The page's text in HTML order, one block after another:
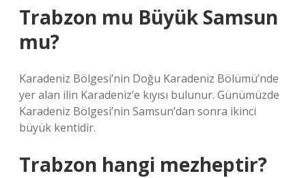
Trabzon mu Büyük Samsun
mu?
Karadeniz Bölgesi’nin Doğu Karadeniz Bölümü’nde
yer alan ilin Karadeniz’e kıyısı bulunur. Günümüzde
Karadeniz Bölgesi’nin Samsun’dan sonra ikinci
büyük kentidir.
Trabzon hangi mezheptir?